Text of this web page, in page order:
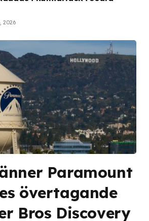
2026
Paramount
övertagande
Bros Discovery